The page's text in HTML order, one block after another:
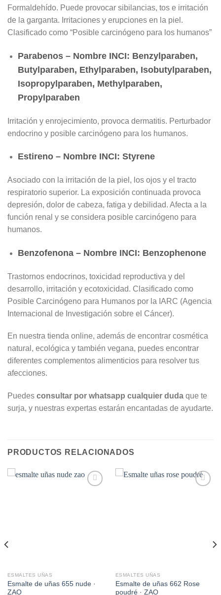
Formaldehído. Puede provocar sibilancias, tos e irritación
de la garganta. Irritaciones y erupciones en la piel.
Clasificado como “Posible carcinógeno para los humanos”
Parabenos – Nombre INCI: Benzylparaben,
Butylparaben, Ethylparaben, Isobutylparaben,
Isopropylparaben, Methylparaben,
Propylparaben
Irritación y enrojecimiento, provoca dermatitis. Perturbador
endocrino y posible carcinógeno para los humanos.
Estireno – Nombre INCI: Styrene
Asociado con la irritación de la piel, los ojos y el tracto
respiratorio superior. La exposición continuada provoca
depresión, dolor de cabeza, fatiga y debilidad. Afecta a la
función renal y se considera posible carcinógeno para
humanos.
Benzofenona – Nombre INCI: Benzophenone
Trastornos endocrinos, toxicidad reproductiva y del
desarrollo, irritación y ecotoxicidad. Clasificado como
Posible Carcinógeno para Humanos por la IARC (Agencia
Internacional de Investigación sobre el Cáncer).
En nuestra tienda online, además de encontrar cosmética
natural, ecológica y también vegana, puedes encontrar
diferentes complementos alimenticios para resolver tus
afecciones.
Puedes consultar por whatsapp cualquier duda que te
surja, y nuestras expertas estarán encantadas de ayudarte.
PRODUCTOS RELACIONADOS
ESMALTES UÑAS
Esmalte de uñas 655 nude ·
ZAO
ESMALTES UÑAS
Esmalte de uñas 662 Rose
poudré · ZAO